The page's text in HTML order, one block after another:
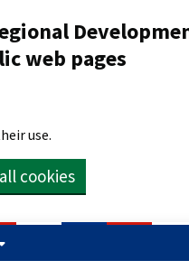
web pages
use.
cookies